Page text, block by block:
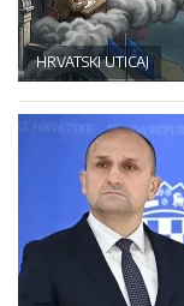
HRVATSKI UTICAJ